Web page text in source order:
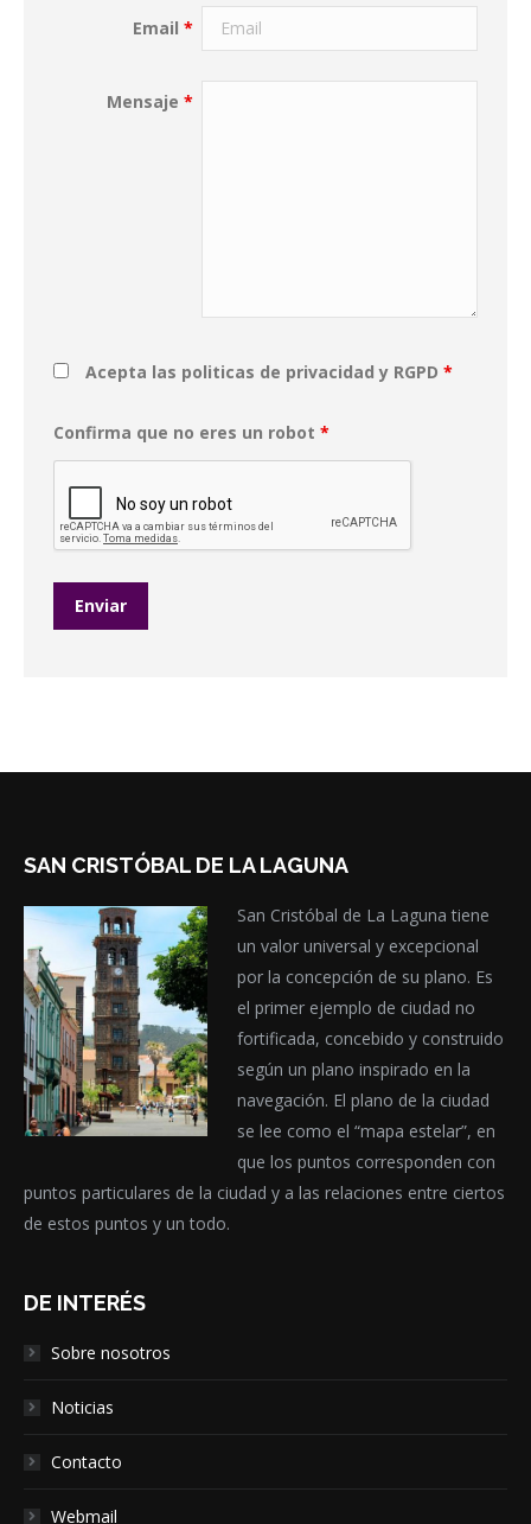
Email*
Mensaje*
Acepta las politicas de privacidad y RGPD *
Confirma que no eres un robot *
SAN CRISTÓBAL DE LA LAGUNA
San Cristóbal de La Laguna tiene
un valor universal y excepcional
por la concepción de su plano. Es
el primer ejemplo de ciudad no
fortificada, concebido y construido
según un plano inspirado en la
navegación. El plano de la ciudad
se lee como el “mapa estelar”, en
que los puntos corresponden con
puntos particulares de la ciudad y a las relaciones entre ciertos
de estos puntos y un todo.
DE INTERÉS
Sobre nosotros
Noticias
Contacto
Webmail